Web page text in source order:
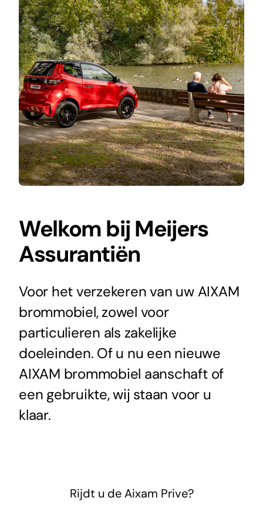
Aixam Nieuws
Contact
Welkom bij Meijers
Assurantiën
Voor het verzekeren van uw AIXAM
brommobiel, zowel voor
particulieren als zakelijke
doeleinden. Of u nu een nieuwe
AIXAM brommobiel aanschaft of
een gebruikte, wij staan voor u
klaar.
Rijdt u de Aixam Prive?